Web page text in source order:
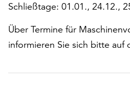
Schließtage: 01.01., 24.12.,
Über Termine für
informieren Sie sich bitte auf